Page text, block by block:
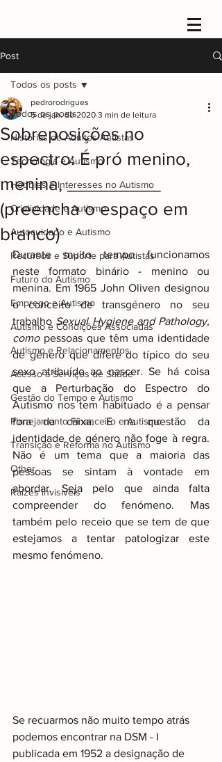
Post
Todos os posts
Histórias de Adultos Autistas
Tecnologia e Autismo
Hobbies e Interesses no Autismo
Criatividade e Autismo
Autocuidado e Autismo
Recursos e Suporte para Autistas
Futuro do Autismo
Emprego e Autismo
Autismo e Condições Associadas
Autismo e Relacionamentos
Acesso a Serviços de Saúde
Gestão do Tempo e Autismo
Planejamento Financeiro e Autismo
Transição e Reforma no Autismo
Other
Raizes invisiveis
Todos os posts
Sobreposições no
espectro: É pró menino,
menina, _________
(preencha o espaço em
branco)
pedrorodrigues
5 de jan. de 2020 3 min de leitura
Durante muito tempo funcionamos
neste formato binário - menino ou
menina. Em 1965 John Oliven designou
o conceito de transgénero no seu
trabalho Sexual Hygiene and Pathology,
como pessoas que têm uma identidade
de género que difere do típico do seu
sexo atribuído ao nascer. Se há coisa
que a Perturbação do Espectro do
Autismo nos tem habituado é a pensar
fora da caixa. E na questão da
identidade de género não foge à regra.
Não é um tema que a maioria das
pessoas se sintam à vontade em
abordar. Seja pelo que ainda falta
compreender do fenómeno. Mas
também pelo receio que se tem de que
estejamos a tentar patologizar este
mesmo fenómeno.
Se recuarmos não muito tempo atrás
podemos encontrar na DSM - I
publicada em 1952 a designação de